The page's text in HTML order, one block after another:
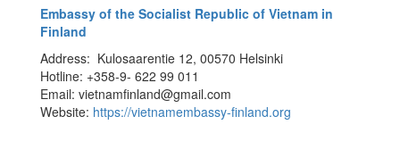
Embassy of the Socialist Republic of Vietnam in
Finland
Address: Kulosaarentie 12, 00570 Helsinki
Hotline: +358-9- 622 99 011​​
Email: vietnamfinland@gmail.com
Website: https://vietnamembassy-finland.org